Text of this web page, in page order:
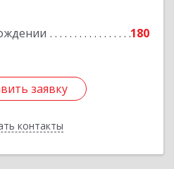
180
заявку
контакты
заявку
Назад